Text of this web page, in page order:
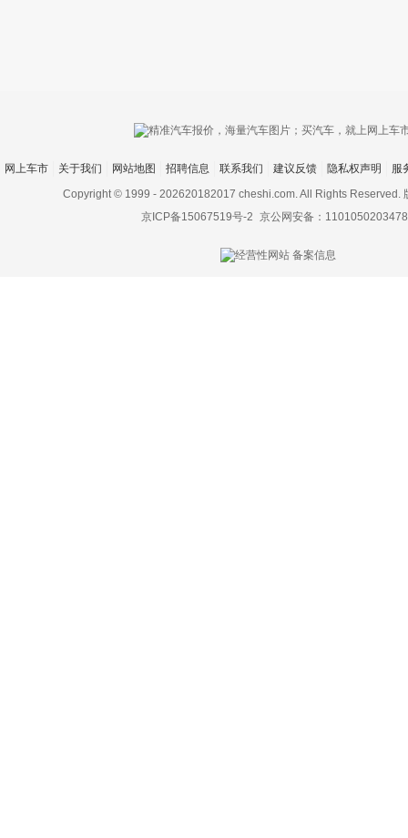
上传图片最多
网上车市 关于我们 网站地图 招聘信息 联系我们 建议反馈 隐私权声明
服
Copyright © 1999 - 202620182017 cheshi.com. All Rights Reserved.
京ICP备15067519号-2 京公网安备：